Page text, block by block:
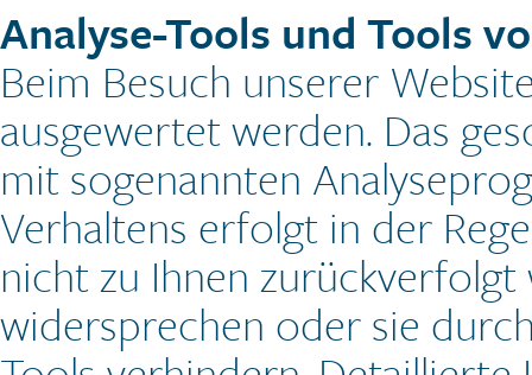
Analyse-Tools und Tools
Beim Besuch unserer
ausgewertet werden. Das
mit sogenannten
Verhaltens erfolgt in der
nicht zu Ihnen zurückverfolgt
widersprechen oder sie